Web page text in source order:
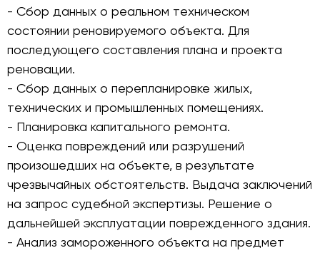
- Сбор данных о реальном техническом
состоянии реновируемого объекта. Для
последующего составления плана и проекта
реновации.
- Сбор данных о перепланировке жилых,
технических и промышленных помещениях.
- Планировка капитального ремонта.
- Оценка повреждений или разрушений
произошедших на объекте, в результате
чрезвычайных обстоятельств. Выдача заключений
на запрос судебной экспертизы. Решение о
дальнейшей эксплуатации поврежденного здания.
- Анализ замороженного объекта на предмет